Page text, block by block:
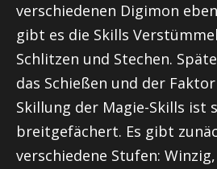
verschiedenen Digimon
gibt es die Skills
Schlitzen und Stechen.
das Schießen und der
Skillung der Magie-Skills ist
breitgefächert. Es gibt
verschiedene Stufen: